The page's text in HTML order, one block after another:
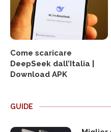
Come scaricare
DeepSeek dall’Italia |
Download APK
GUIDE